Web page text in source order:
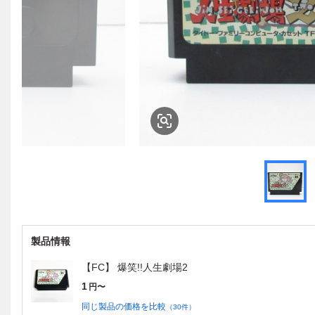
製品情報
【FC】 爆笑!!人生劇場2
1 円〜
同じ製品の価格を比較 （30件）